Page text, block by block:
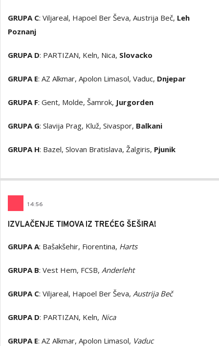
GRUPA C: Viljareal, Hapoel Ber Ševa, Austrija Beč, Leh
Poznanj
GRUPA D: PARTIZAN, Keln, Nica, Slovacko
GRUPA E: AZ Alkmar, Apolon Limasol, Vaduc, Dnjepar
GRUPA F: Gent, Molde, Šamrok, Jurgorden
GRUPA G: Slavija Prag, Kluž, Sivaspor, Balkani
GRUPA H: Bazel, Slovan Bratislava, Žalgiris, Pjunik
14:56
IZVLAČENJE TIMOVA IZ TREĆEG ŠEŠIRA!
GRUPA A: Bašakšehir, Fiorentina, Harts
GRUPA B: Vest Hem, FCSB, Anderleht
GRUPA C: Viljareal, Hapoel Ber Ševa, Austrija Beč
GRUPA D: PARTIZAN, Keln, Nica
GRUPA E: AZ Alkmar, Apolon Limasol, Vaduc